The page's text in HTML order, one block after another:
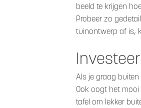
beeld te krijgen
Probeer zo
tuinontwerp af is,
Als je graag
Ook oogt het
tafel om lekker